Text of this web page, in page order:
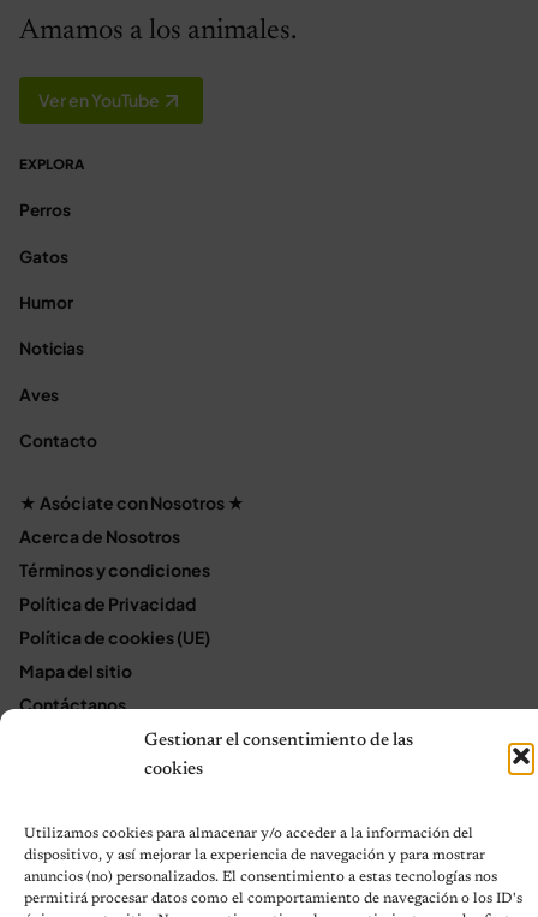
Gestionar el consentimiento de las
cookies
Utilizamos cookies para almacenar y/o acceder a la información del
dispositivo, y así mejorar la experiencia de navegación y para mostrar
anuncios (no) personalizados. El consentimiento a estas tecnologías nos
permitirá procesar datos como el comportamiento de navegación o los ID's
Amamos a los animales.
Ver en YouTube
EXPLORA
Perros
Gatos
Humor
Noticias
Aves
Contacto
★ Asóciate con Nosotros ★
Acerca de Nosotros
Términos y condiciones
Política de Privacidad
Política de cookies (UE)
Mapa del sitio
Contáctanos
Terms and Conditions
© 2026 Notas de Mascotas
Política de privacidad